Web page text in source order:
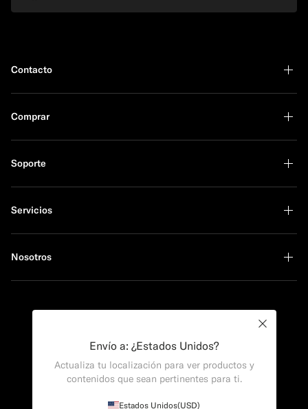
Contacto
Comprar
Soporte
Servicios
Nosotros
Envío a: ¿Estados Unidos?
Actualiza tu localización para ver productos y
contenidos que sean pertinentes para ti.
Estados Unidos(USD)